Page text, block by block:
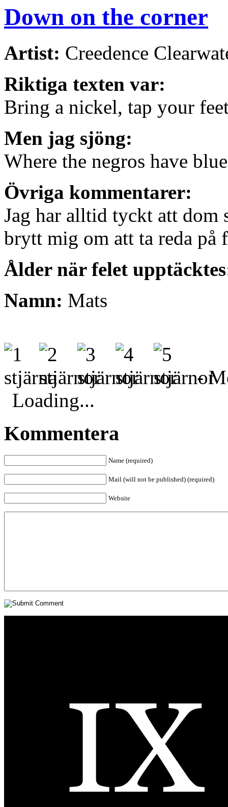
Down on the corner
Artist: Creedence
Riktiga texten var:
Bring a nickel, tap your
Men jag sjöng:
Where the negros have
Övriga kommentarer:
Jag har alltid tyckt att dom
brytt mig om att ta reda på
Ålder när felet
Namn: Mats
-
Loading...
Kommentera
Name (required)
Mail (will not be published) (required)
Website